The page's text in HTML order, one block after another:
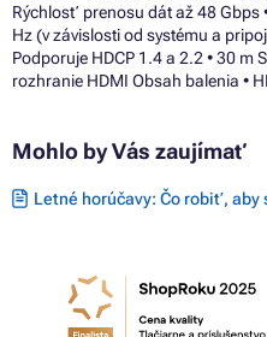
Rýchlosť prenosu dát až 48 Gbps
Hz (v závislosti od systému a
Podporuje HDCP 1.4 a 2.2 • 30 m
rozhranie HDMI Obsah balenia •
Mohlo by Vás zaujímať
Letné horúčavy: Čo robiť,